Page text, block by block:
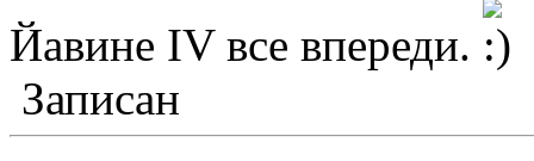
Йавине IV все впереди.
Записан